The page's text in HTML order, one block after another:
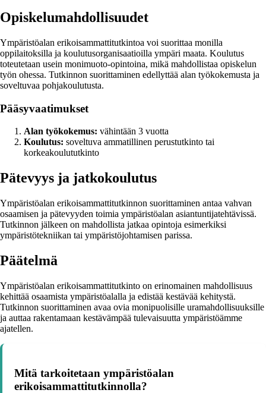
Opiskelumahdollisuudet
Ympäristöalan erikoisammattitutkintoa voi suorittaa monilla
oppilaitoksilla ja koulutusorganisaatioilla ympäri maata. Koulutus
toteutetaan usein monimuoto-opintoina, mikä mahdollistaa opiskelun
työn ohessa. Tutkinnon suorittaminen edellyttää alan työkokemusta ja
soveltuvaa pohjakoulutusta.
Pääsyvaatimukset
Alan työkokemus: vähintään 3 vuotta
Koulutus: soveltuva ammatillinen perustutkinto tai
korkeakoulututkinto
Pätevyys ja jatkokoulutus
Ympäristöalan erikoisammattitutkinnon suorittaminen antaa vahvan
osaamisen ja pätevyyden toimia ympäristöalan asiantuntijatehtävissä.
Tutkinnon jälkeen on mahdollista jatkaa opintoja esimerkiksi
ympäristötekniikan tai ympäristöjohtamisen parissa.
Päätelmä
Ympäristöalan erikoisammattitutkinto on erinomainen mahdollisuus
kehittää osaamista ympäristöalalla ja edistää kestävää kehitystä.
Tutkinnon suorittaminen avaa ovia monipuolisille uramahdollisuuksille
ja auttaa rakentamaan kestävämpää tulevaisuutta ympäristöämme
ajatellen.
Mitä tarkoitetaan ympäristöalan
erikoisammattitutkinnolla?